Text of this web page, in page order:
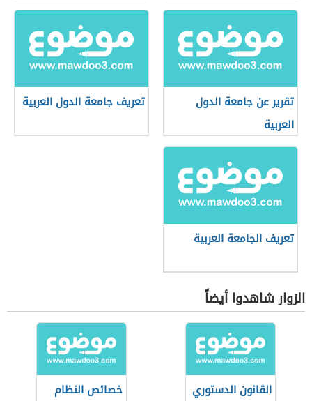
تقرير عن جامعة الدول
العربية
تعريف جامعة الدول العربية
تعريف الجامعة العربية
الزوار شاهدوا أيضاً
القانون الدستوري
خصائص النظام